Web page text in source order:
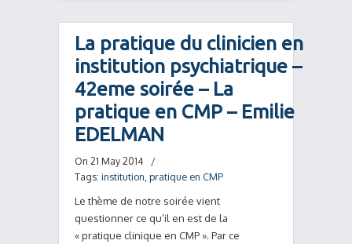
La pratique du clinicien en
institution psychiatrique –
42eme soirée – La
pratique en CMP – Emilie
EDELMAN
On 21 May 2014
/
Tags: institution pratique en CMP
Le thème de notre soirée vient
questionner ce qu’il en est de la
« pratique clinique en CMP ». Par ce